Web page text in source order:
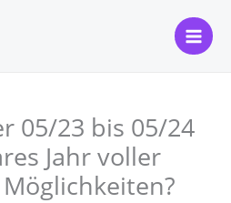
Main
05/23 bis 05/24
Jahr voller